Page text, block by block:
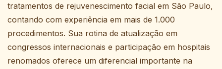
tratamentos de rejuvenescimento facial em São Paulo,
contando com experiência em mais de 1.000
procedimentos. Sua rotina de atualização em
congressos internacionais e participação em hospitais
renomados oferece um diferencial importante na